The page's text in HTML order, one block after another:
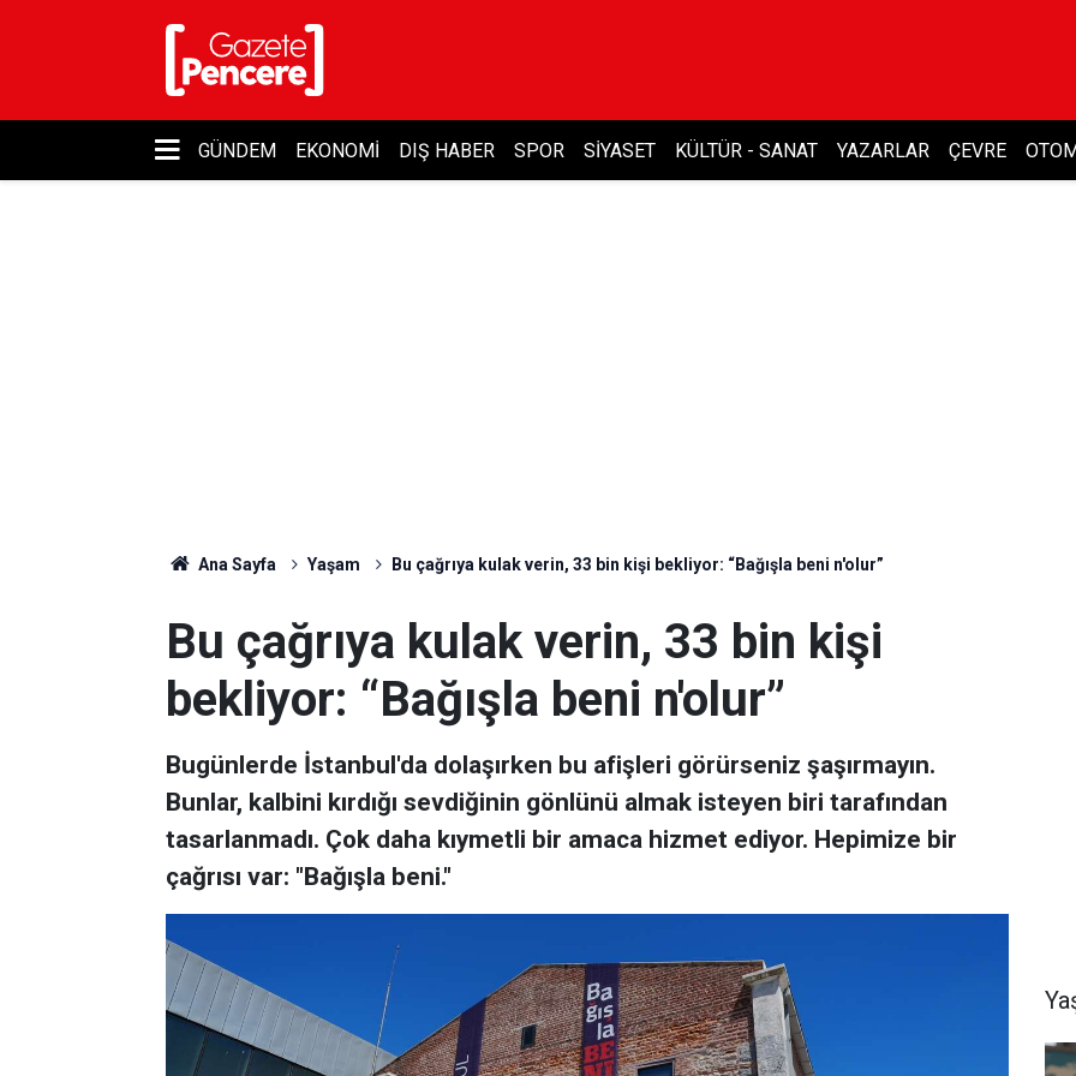
GÜNDEM EKONOMI DIŞ HABER SPOR SIYASET KÜLTÜR - SANAT YAZARLAR ÇEVRE
Ana Sayfa Yaşam Bu çağrıya kulak verin, 33 bin kişi bekliyor: “Bağışla beni n'olur”
Bu çağrıya kulak verin, 33 bin kişi
bekliyor: “Bağışla beni n'olur”
Bugünlerde İstanbul'da dolaşırken bu afişleri görürseniz şaşırmayın.
Bunlar, kalbini kırdığı sevdiğinin gönlünü almak isteyen biri tarafından
tasarlanmadı. Çok daha kıymetli bir amaca hizmet ediyor. Hepimize bir
çağrısı var: "Bağışla beni."